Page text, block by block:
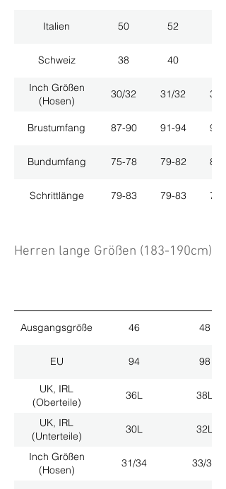
Italien 50 52
Schweiz 38 40
Inch Größen
(Hosen)
30/32 31/32 33/
Brustumfang 87-90 91-94 95-
Bundumfang 75-78 79-82 83-
Schrittlänge 79-83 79-83 79-
Herren lange Größen (183-190cm)
Ausgangsgröße 46 48
EU 94 98
UK, IRL
(Oberteile)
36L 38L
UK, IRL
(Unterteile)
30L 32L
Inch Größen
(Hosen)
31/34 33/34